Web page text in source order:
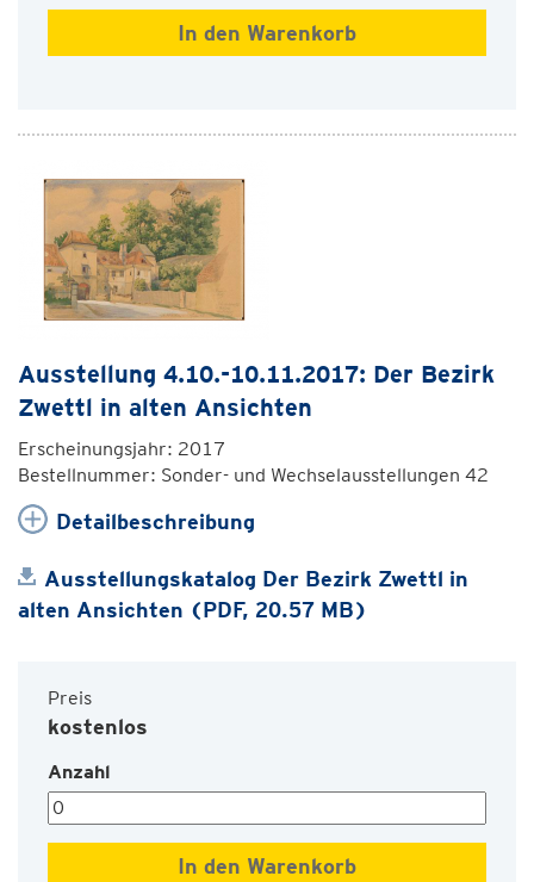
Ausstellung 4.10.-10.11.2017: Der Bezirk
Zwettl in alten Ansichten
Erscheinungsjahr: 2017
Bestellnummer: Sonder- und Wechselausstellungen 42
Detailbeschreibung
Ausstellungskatalog Der Bezirk Zwettl in
alten Ansichten (PDF, 20.57 MB)
Preis
kostenlos
Anzahl